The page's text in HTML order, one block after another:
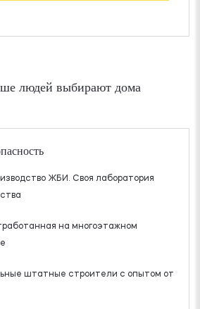
людей выбирают дома
ЖБИ. Своя лаборатория
на многоэтажном
штатные строители с опытом от